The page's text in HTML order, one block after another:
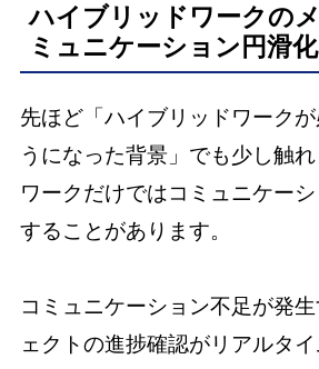
ハイブリッドワークの
ミュニケーション円滑化
先ほど「ハイブリッドワーク
うになった背景」でも少し触
ワークだけではコミュニケー
することがあります。
コミュニケーション不足が発
ェクトの進捗確認がリアルタ